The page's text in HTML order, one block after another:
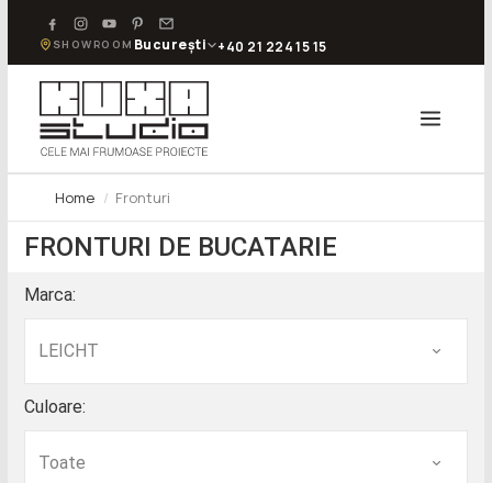
SHOWROOM București +40 21 224 15 15
Home Fronturi
FRONTURI DE BUCATARIE
Marca:
Culoare: